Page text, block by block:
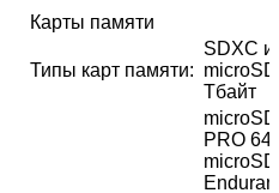
Карты памяти
Типы карт памяти:
SDXC
Тбайт
PRO 64